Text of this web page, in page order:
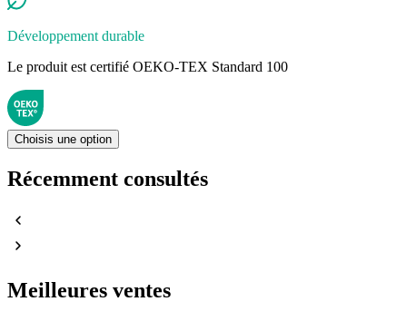
Développement durable
Le produit est certifié OEKO-TEX Standard 100
Choisis une option
Récemment consultés
Meilleures ventes